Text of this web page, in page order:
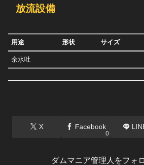
放流設備
用途 形状 サイズ
余水吐
X Facebook
0
ダムマニア管理人をフォ